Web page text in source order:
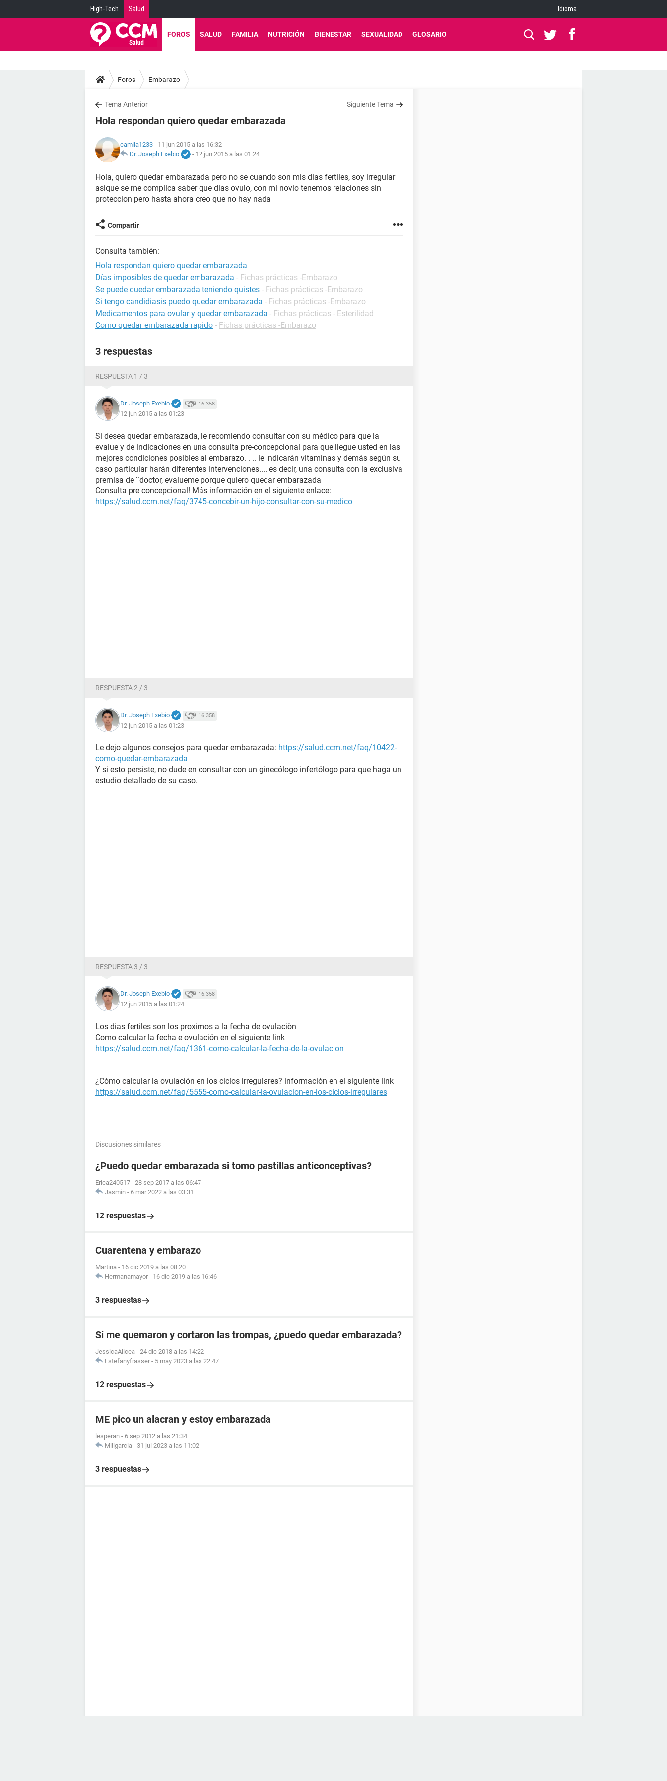
High-Tech Salud Idioma
FOROS SALUD FAMILIA NUTRICIÓN BIENESTAR SEXUALIDAD GLOSARIO
Foros Embarazo
Tema Anterior Siguiente Tema
Hola respondan quiero quedar embarazada
camila1233 - 11 jun 2015 a las 16:32
Dr. Joseph Exebio
- 12 jun 2015 a las 01:24
Hola, quiero quedar embarazada pero no se cuando son mis dias fertiles, soy irregular
asique se me complica saber que dias ovulo, con mi novio tenemos relaciones sin
proteccion pero hasta ahora creo que no hay nada
Compartir
Consulta también:
Hola respondan quiero quedar embarazada
Días imposibles de quedar embarazada - Fichas prácticas -Embarazo
Se puede quedar embarazada teniendo quistes - Fichas prácticas -Embarazo
Si tengo candidiasis puedo quedar embarazada - Fichas prácticas -Embarazo
Medicamentos para ovular y quedar embarazada - Fichas prácticas - Esterilidad
Como quedar embarazada rapido - Fichas prácticas -Embarazo
3 respuestas
RESPUESTA 1 / 3
Dr. Joseph Exebio 16.358
12 jun 2015 a las 01:23
Si desea quedar embarazada, le recomiendo consultar con su médico para que la
evalue y de indicaciones en una consulta pre-concepcional para que llegue usted en las
mejores condiciones posibles al embarazo. . .. le indicarán vitaminas y demás según su
caso particular harán diferentes intervenciones.... es decir, una consulta con la exclusiva
premisa de ¨doctor, evalueme porque quiero quedar embarazada
Consulta pre concepcional! Más información en el siguiente enlace:
https://salud.ccm.net/faq/3745-concebir-un-hijo-consultar-con-su-medico
RESPUESTA 2 / 3
Dr. Joseph Exebio 16.358
12 jun 2015 a las 01:23
Le dejo algunos consejos para quedar embarazada: https://salud.ccm.net/faq/10422-
como-quedar-embarazada
Y si esto persiste, no dude en consultar con un ginecólogo infertólogo para que haga un
estudio detallado de su caso.
RESPUESTA 3 / 3
Dr. Joseph Exebio 16.358
12 jun 2015 a las 01:24
Los dias fertiles son los proximos a la fecha de ovulaciòn
Como calcular la fecha e ovulación en el siguiente link
https://salud.ccm.net/faq/1361-como-calcular-la-fecha-de-la-ovulacion
¿Cómo calcular la ovulación en los ciclos irregulares? información en el siguiente link
https://salud.ccm.net/faq/5555-como-calcular-la-ovulacion-en-los-ciclos-irregulares
Discusiones similares
¿Puedo quedar embarazada si tomo pastillas anticonceptivas?
Erica240517 - 28 sep 2017 a las 06:47
Jasmin - 6 mar 2022 a las 03:31
12 respuestas
Cuarentena y embarazo
Martina - 16 dic 2019 a las 08:20
Hermanamayor - 16 dic 2019 a las 16:46
3 respuestas
Si me quemaron y cortaron las trompas, ¿puedo quedar embarazada?
JessicaAlicea - 24 dic 2018 a las 14:22
Estefanyfrasser - 5 may 2023 a las 22:47
12 respuestas
ME pico un alacran y estoy embarazada
lesperan - 6 sep 2012 a las 21:34
Miligarcia - 31 jul 2023 a las 11:02
3 respuestas